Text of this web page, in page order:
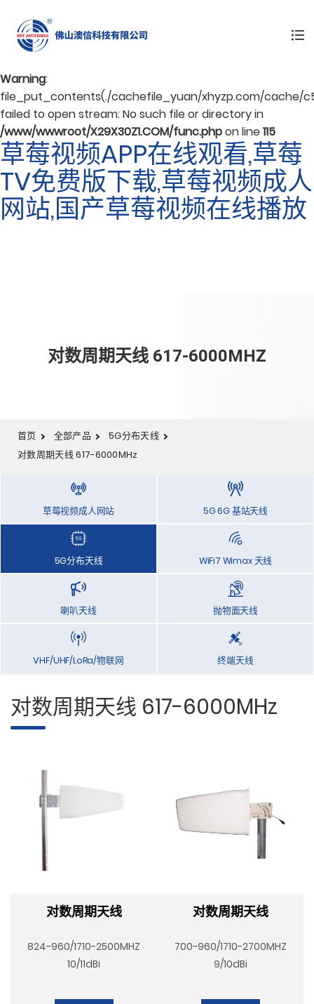
Warning: mkdir(): No space left on device in
/www/wwwroot/X29X30Z1.COM/func.php
Warning:
file_put_contents(./cachefile_yuan/xhyzp.com/cache/
failed to open stream: No such file or directory in
/www/wwwroot/X29X30Z1.COM/func.phpon line115
草莓视频APP在线观看,草莓
TV免费版下载,草莓视频成人
网站,国产草莓视频在线播放
对数周期天线 617-6000MHZ
首页 全部产品
5G分布天线
对数周期天线 617-6000MHz
草莓视频成人网站 5G 6G 基站天线
5G分布天线 WiFi7 Wimax 天线
喇叭天线 抛物面天线
VHF/UHF/LoRa/物联网 终端天线
对数周期天线 617-6000MHz
对数周期天线
824-960/1710-2500MHZ
10/11dBi
对数周期天线
700-960/1710-2700MHZ
9/10dBi